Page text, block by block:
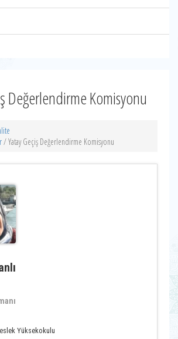
Değerlendirme Komisyonu
/ Yatay Geçiş Değerlendirme Komisyonu
Yüksekokulu